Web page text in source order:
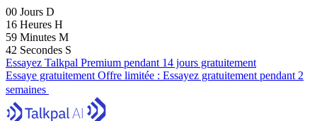
00 Jours D
16 Heures H
59 Minutes M
41 Secondes S
Essayez Talkpal Premium pendant 14 jours gratuitement
Essaye gratuitement Offre limitée : Essayez gratuitement pendant 2
semaines